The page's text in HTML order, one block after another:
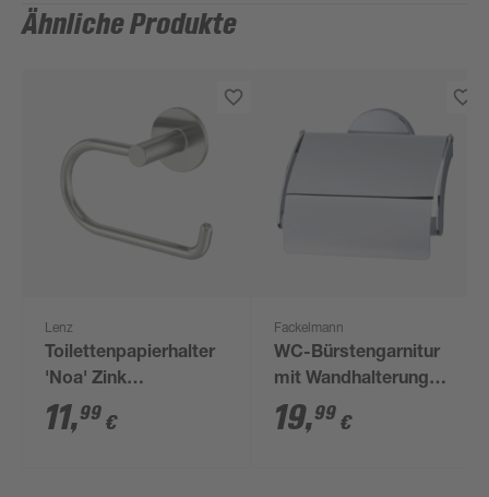
Ähnliche Produkte
Lenz
Toilettenpapierhalter
'Noa' Zink
nickelfarben
11,99 €
Fackelmann
WC-Bürstengarnitur
mit Wandhalterung
'Vision' 13,5 x 13 x 10
19,99 €